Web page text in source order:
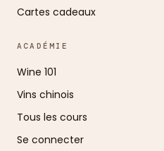
Cartes cadeaux
ACADÉMIE
Wine 101
Vins chinois
Tous les cours
Se connecter